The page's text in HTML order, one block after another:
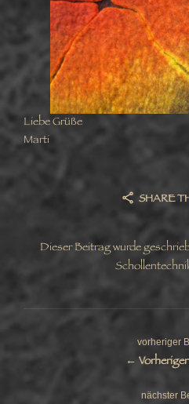
Liebe Grüße
Marti
SHARE
Dieser Beitrag wurde
vorheriger
←
nächster